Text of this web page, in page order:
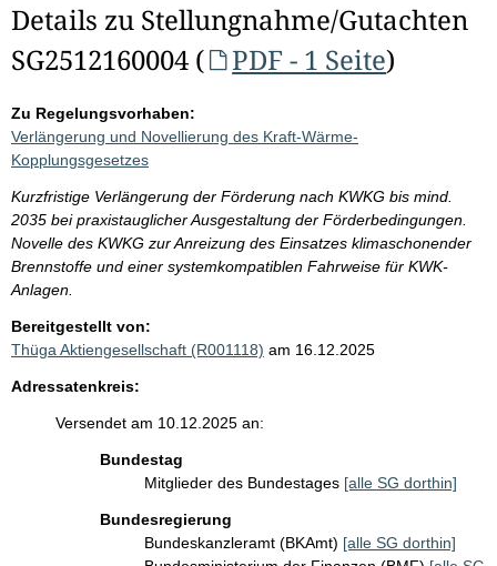
Details zu Stellungnahme/Gutachten
SG2512160004 (
PDF - 1 Seite)
Zu Regelungsvorhaben:
Verlängerung und Novellierung des Kraft-Wärme-
Kopplungsgesetzes
Kurzfristige Verlängerung der Förderung nach KWKG bis mind.
2035 bei praxistauglicher Ausgestaltung der Förderbedingungen.
Novelle des KWKG zur Anreizung des Einsatzes klimaschonender
Brennstoffe und einer systemkompatiblen Fahrweise für KWK-
Anlagen.
Bereitgestellt von:
Thüga Aktiengesellschaft (R001118) am 16.12.2025
Adressatenkreis:
Versendet am 10.12.2025 an:
Bundestag
Mitglieder des Bundestages [alle SG dorthin]
Bundesregierung
Bundeskanzleramt (BKAmt) [alle SG dorthin]